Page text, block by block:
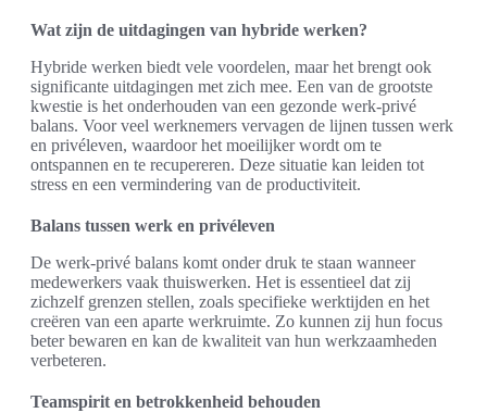
Wat zijn de uitdagingen van hybride werken?
Hybride werken biedt vele voordelen, maar het brengt ook
significante uitdagingen met zich mee. Een van de grootste
kwestie is het onderhouden van een gezonde werk-privé
balans. Voor veel werknemers vervagen de lijnen tussen werk
en privéleven, waardoor het moeilijker wordt om te
ontspannen en te recupereren. Deze situatie kan leiden tot
stress en een vermindering van de productiviteit.
Balans tussen werk en privéleven
De werk-privé balans komt onder druk te staan wanneer
medewerkers vaak thuiswerken. Het is essentieel dat zij
zichzelf grenzen stellen, zoals specifieke werktijden en het
creëren van een aparte werkruimte. Zo kunnen zij hun focus
beter bewaren en kan de kwaliteit van hun werkzaamheden
verbeteren.
Teamspirit en betrokkenheid behouden